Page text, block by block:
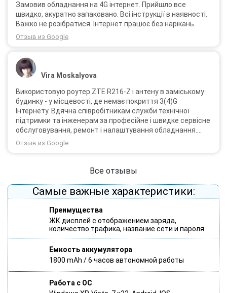
Замовив обладнання на 4G інтернет. Прийшло все
швидко, акуратно запаковано. Всі інструкції в наявності.
Важко не розібратися. Інтернет працює без нарікань.
Отзыв из Google
Vira Moskalyova
Використовую роутер ZTE R216-Z і антену в заміському
будинку - у місцевості, де немає покриття 3(4)G
Інтернету. Вдячна співробітникам служби технічної
підтримки та інженерам за професійне і швидке сервісне
обслуговування, ремонт і налаштування обладнання.
Через 3 роки після покупки я не шкодую про прийняте
тоді рішення придбати обладнання в компанії 3G star
Отзыв из Google
Все отзывы
Самые важные характеристики:
Преимущества
ЖК дисплей с отображением заряда,
количество трафика, название сети и пароля
Емкость аккумулятора
1800 mAh / 6 часов автономной работы
Работа с ОС